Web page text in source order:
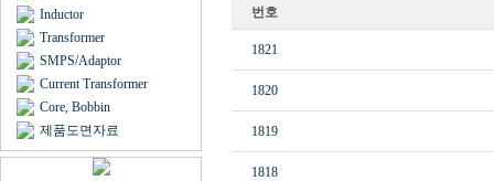
Inductor
Transformer
SMPS/Adaptor
Current Transformer
Core, Bobbin
제품도면자료
번호
1821
1820
1819
1818